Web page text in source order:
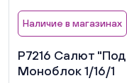
Наличие в магазинах
Р7216 Салют
Моноблок 1/16/1